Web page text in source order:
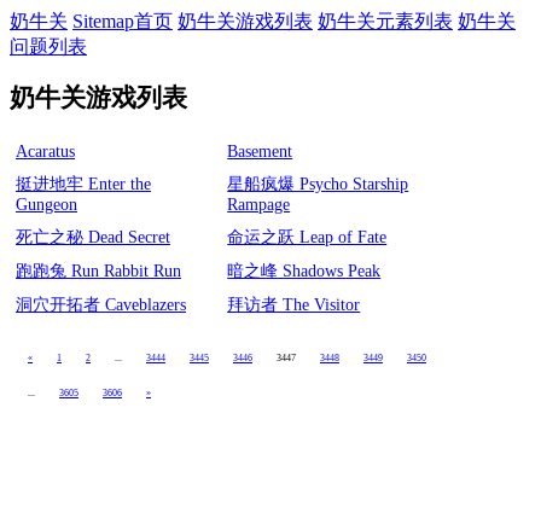
奶牛关 Sitemap首页 奶牛关游戏列表 奶牛关元素列表 奶牛关
问题列表
奶牛关游戏列表
Acaratus
Basement
挺进地牢 Enter the
Gungeon
星船疯爆 Psycho Starship
Rampage
死亡之秘 Dead Secret
命运之跃 Leap of Fate
跑跑兔 Run Rabbit Run
暗之峰 Shadows Peak
洞穴开拓者 Caveblazers
拜访者 The Visitor
« 1 2 ... 3444 3445 3446 3447 3448 3449 3450
... 3605 3606 »